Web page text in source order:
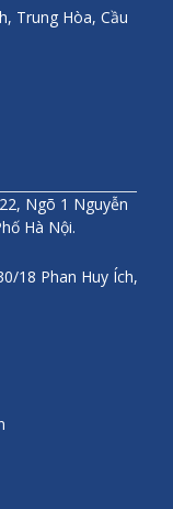
Trung Hòa, Cầu
Ngõ 1 Nguyễn
Hà Nội.
18 Phan Huy Ích,